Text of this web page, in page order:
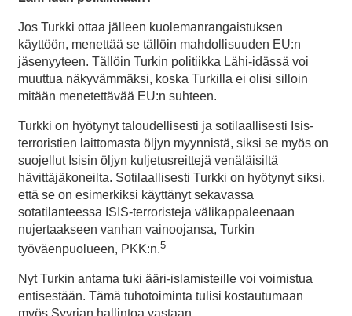
Jos Turkki ottaa jälleen kuolemanrangaistuksen
käyttöön, menettää se tällöin mahdollisuuden EU:n
jäsenyyteen. Tällöin Turkin politiikka Lähi-idässä voi
muuttua näkyvämmäksi, koska Turkilla ei olisi silloin
mitään menetettävää EU:n suhteen.
Turkki on hyötynyt taloudellisesti ja sotilaallisesti Isis-
terroristien laittomasta öljyn myynnistä, siksi se myös on
suojellut Isisin öljyn kuljetusreittejä venäläisiltä
hävittäjäkoneilta. Sotilaallisesti Turkki on hyötynyt siksi,
että se on esimerkiksi käyttänyt sekavassa
sotatilanteessa ISIS-terroristeja välikappaleenaan
nujertaakseen vanhan vainoojansa, Turkin
työväenpuolueen, PKK:n.5
Nyt Turkin antama tuki ääri-islamisteille voi voimistua
entisestään. Tämä tuhotoiminta tulisi kostautumaan